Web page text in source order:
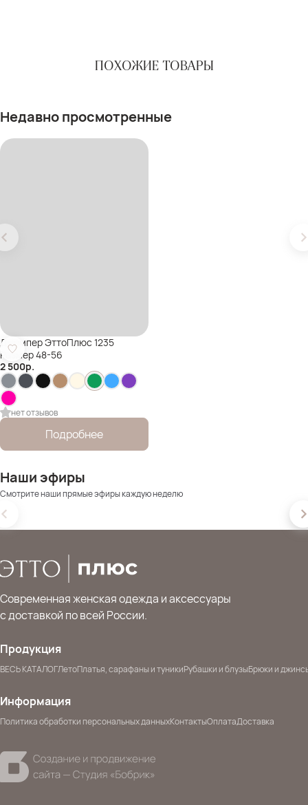
ПОХОЖИЕ ТОВАРЫ
Недавно просмотренные
Джемпер ЭттоПлюс 1235
Размер 48-56
2 500р.
нет отзывов
Подробнее
Наши эфиры
Смотрите наши прямые эфиры каждую неделю
Современная женская одежда и аксессуары
с доставкой по всей России.
Продукция
ВЕСЬ КАТАЛОГЛетоПлатья, сарафаны и туникиРубашки и блузыБрюки и
Информация
Политика обработки персональных данныхКонтактыОплатаДоставка